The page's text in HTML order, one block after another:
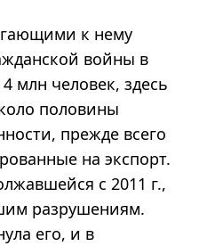
к нему
войны в
млн человек, здесь
половины
прежде всего
на экспорт.
с 2011 г.,
разрушениям.
его, и в